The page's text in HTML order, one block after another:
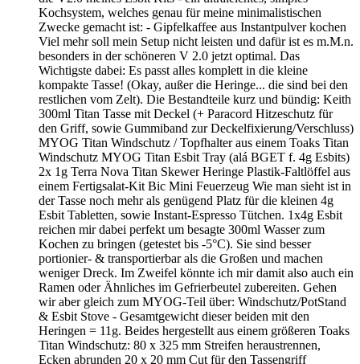
Kochsystem, welches genau für meine minimalistischen
Zwecke gemacht ist: - Gipfelkaffee aus Instantpulver kochen
Viel mehr soll mein Setup nicht leisten und dafür ist es m.M.n.
besonders in der schöneren V 2.0 jetzt optimal. Das
Wichtigste dabei: Es passt alles komplett in die kleine
kompakte Tasse! (Okay, außer die Heringe... die sind bei den
restlichen vom Zelt). Die Bestandteile kurz und bündig: Keith
300ml Titan Tasse mit Deckel (+ Paracord Hitzeschutz für
den Griff, sowie Gummiband zur Deckelfixierung/Verschluss)
MYOG Titan Windschutz / Topfhalter aus einem Toaks Titan
Windschutz MYOG Titan Esbit Tray (alá BGET f. 4g Esbits)
2x 1g Terra Nova Titan Skewer Heringe Plastik-Faltlöffel aus
einem Fertigsalat-Kit Bic Mini Feuerzeug Wie man sieht ist in
der Tasse noch mehr als genügend Platz für die kleinen 4g
Esbit Tabletten, sowie Instant-Espresso Tütchen. 1x4g Esbit
reichen mir dabei perfekt um besagte 300ml Wasser zum
Kochen zu bringen (getestet bis -5°C). Sie sind besser
portionier- & transportierbar als die Großen und machen
weniger Dreck. Im Zweifel könnte ich mir damit also auch ein
Ramen oder Ähnliches im Gefrierbeutel zubereiten. Gehen
wir aber gleich zum MYOG-Teil über: Windschutz/PotStand
& Esbit Stove - Gesamtgewicht dieser beiden mit den
Heringen = 11g. Beides hergestellt aus einem größeren Toaks
Titan Windschutz: 80 x 325 mm Streifen heraustrennen,
Ecken abrunden 20 x 20 mm Cut für den Tassengriff